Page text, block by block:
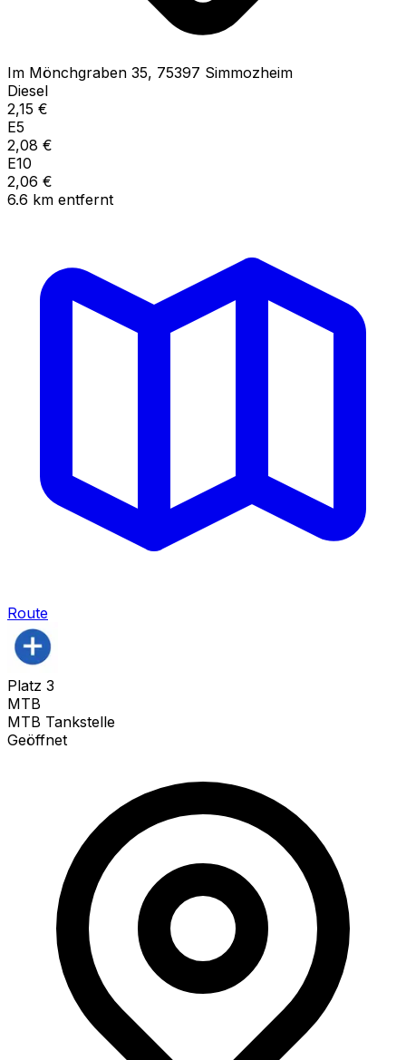
Im Mönchgraben 35, 75397 Simmozheim
Diesel
2,15 €
E5
2,08 €
E10
2,06 €
6.6 km entfernt
Route
Platz 3
MTB
MTB Tankstelle
Geöffnet